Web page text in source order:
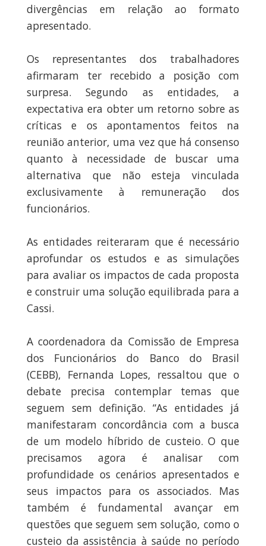
divergências em relação ao formato
apresentado.
Os representantes dos trabalhadores
afirmaram ter recebido a posição com
surpresa. Segundo as entidades, a
expectativa era obter um retorno sobre as
críticas e os apontamentos feitos na
reunião anterior, uma vez que há consenso
quanto à necessidade de buscar uma
alternativa que não esteja vinculada
exclusivamente à remuneração dos
funcionários.
As entidades reiteraram que é necessário
aprofundar os estudos e as simulações
para avaliar os impactos de cada proposta
e construir uma solução equilibrada para a
Cassi.
A coordenadora da Comissão de Empresa
dos Funcionários do Banco do Brasil
(CEBB), Fernanda Lopes, ressaltou que o
debate precisa contemplar temas que
seguem sem definição. “As entidades já
manifestaram concordância com a busca
de um modelo híbrido de custeio. O que
precisamos agora é analisar com
profundidade os cenários apresentados e
seus impactos para os associados. Mas
também é fundamental avançar em
questões que seguem sem solução, como o
custeio da assistência à saúde no período